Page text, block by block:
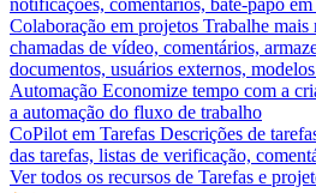
notificações, comentários, bate-papo
Colaboração em projetos Trabalhe mais
chamadas de vídeo, comentários,
documentos, usuários externos,
Automação Economize tempo com a
a automação do fluxo de trabalho
CoPilot em Tarefas Descrições de
das tarefas, listas de verificação,
Ver todos os recursos de Tarefas e